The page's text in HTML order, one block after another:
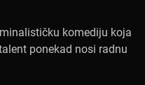
komediju koja
ponekad nosi radnu